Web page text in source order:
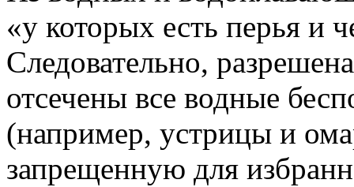
«у которых есть перья и
Следовательно,
отсечены все водные
(например, устрицы и
запрещенную для